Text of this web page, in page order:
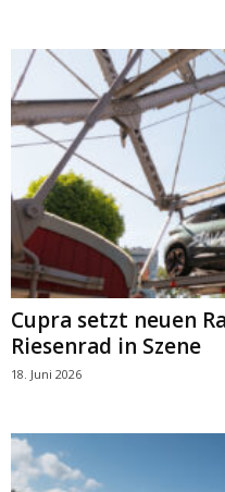
Cupra setzt neuen
Riesenrad in Szene
18. Juni 2026